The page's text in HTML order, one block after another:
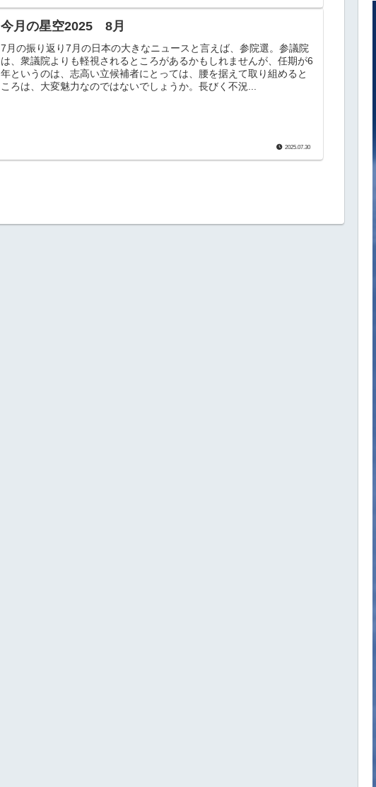
今月の星空2025 8月
7月の振り返り7月の日本の大きなニュースと言えば、参院選。参議院
は、衆議院よりも軽視されるところがあるかもしれませんが、任期が6
年というのは、志高い立候補者にとっては、腰を据えて取り組めると
ころは、大変魅力なのではないでしょうか。長びく不況...
2025.07.30